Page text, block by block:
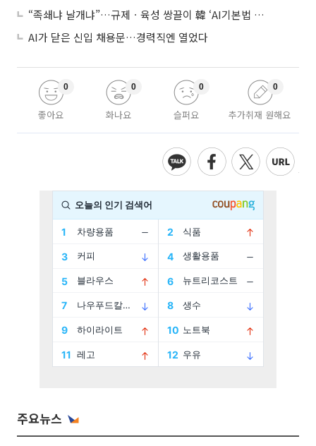
“족쇄냐 날개냐”…규제ㆍ육성 쌍끌이 韓 ‘AI기본법 개정안’ 오늘 시행
AI가 닫은 신입 채용문…경력직엔 열었다
좋아요
0
화나요
0
슬퍼요
0
추가취재 원해요
0
주요뉴스